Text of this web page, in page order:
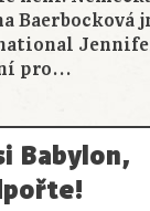
Baerbocková
pro…
Babylon,